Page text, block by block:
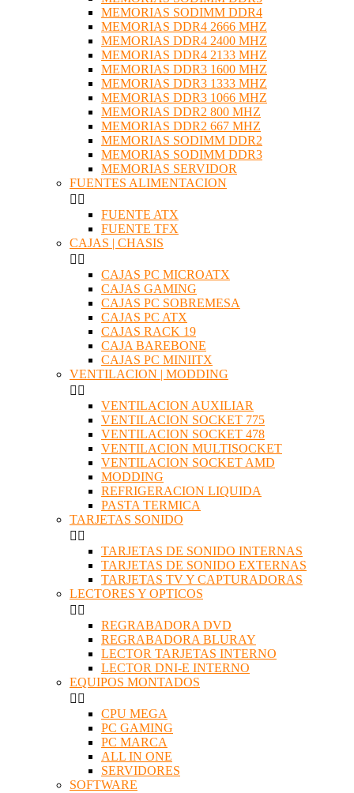
MEMORIAS SODIMM DDR4
MEMORIAS DDR4 2666 MHZ
MEMORIAS DDR4 2400 MHZ
MEMORIAS DDR4 2133 MHZ
MEMORIAS DDR3 1600 MHZ
MEMORIAS DDR3 1333 MHZ
MEMORIAS DDR3 1066 MHZ
MEMORIAS DDR2 800 MHZ
MEMORIAS DDR2 667 MHZ
MEMORIAS SODIMM DDR2
MEMORIAS SODIMM DDR3
MEMORIAS SERVIDOR
FUENTES ALIMENTACION
 
FUENTE ATX
FUENTE TFX
CAJAS | CHASIS
 
CAJAS PC MICROATX
CAJAS GAMING
CAJAS PC SOBREMESA
CAJAS PC ATX
CAJAS RACK 19
CAJA BAREBONE
CAJAS PC MINIITX
VENTILACION | MODDING
 
VENTILACION AUXILIAR
VENTILACION SOCKET 775
VENTILACION SOCKET 478
VENTILACION MULTISOCKET
VENTILACION SOCKET AMD
MODDING
REFRIGERACION LIQUIDA
PASTA TERMICA
TARJETAS SONIDO
 
TARJETAS DE SONIDO INTERNAS
TARJETAS DE SONIDO EXTERNAS
TARJETAS TV Y CAPTURADORAS
LECTORES Y OPTICOS
 
REGRABADORA DVD
REGRABADORA BLURAY
LECTOR TARJETAS INTERNO
LECTOR DNI-E INTERNO
EQUIPOS MONTADOS
 
CPU MEGA
PC GAMING
PC MARCA
ALL IN ONE
SERVIDORES
SOFTWARE